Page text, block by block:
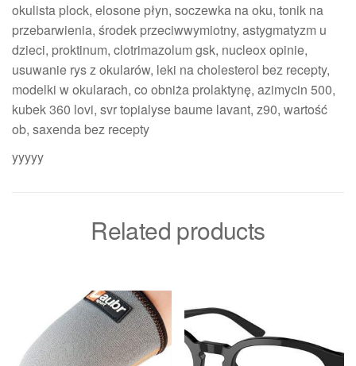
okulista plock, elosone płyn, soczewka na oku, tonik na
przebarwienia, środek przeciwwymiotny, astygmatyzm u
dzieci, proktinum, clotrimazolum gsk, nucleox opinie,
usuwanie rys z okularów, leki na cholesterol bez recepty,
modelki w okularach, co obniża prolaktynę, azimycin 500,
kubek 360 lovi, svr topialyse baume lavant, z90, wartość
ob, saxenda bez recepty
yyyyy
Related products